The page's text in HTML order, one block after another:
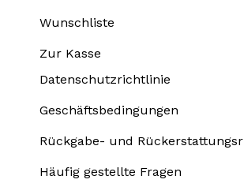
Wunschliste
Zur Kasse
Datenschutzrichtlinie
Geschäftsbedingungen
Rückgabe- und
Häufig gestellte Fragen